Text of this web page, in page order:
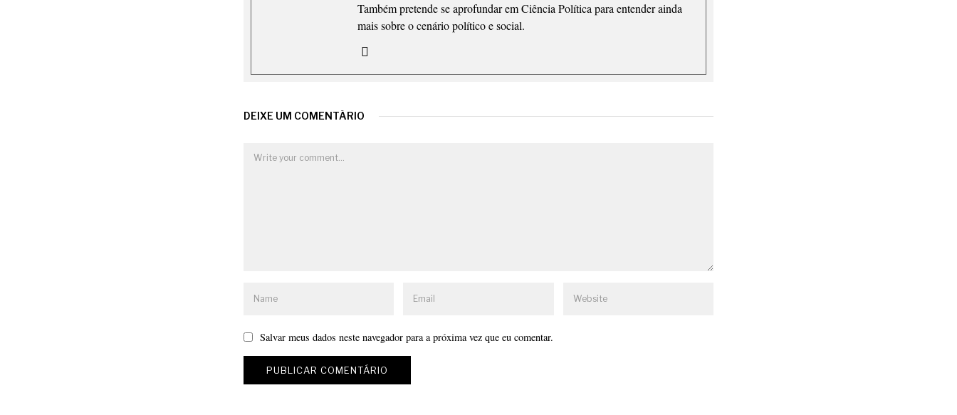
Também pretende se aprofundar em Ciência Política para entender ainda
mais sobre o cenário político e social.
DEIXE UM COMENTÁRIO
Salvar meus dados neste navegador para a próxima vez que eu comentar.